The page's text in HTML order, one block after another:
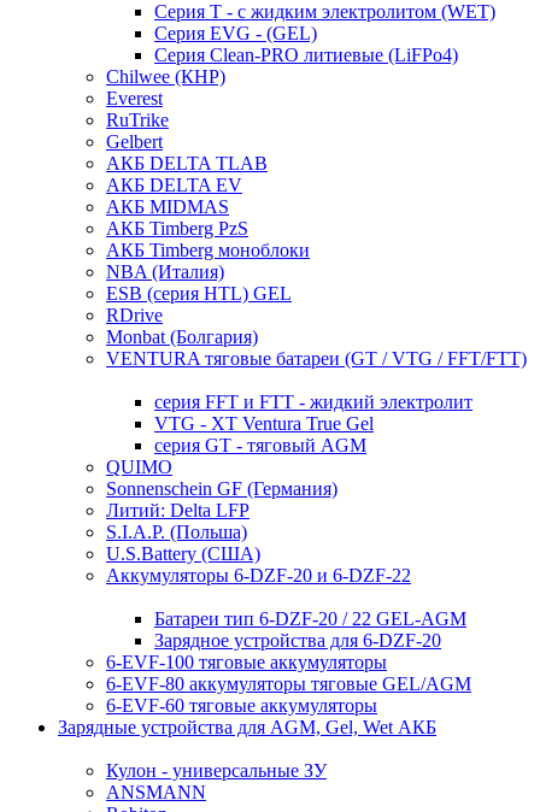
Серия T - с жидким электролитом (WET)
Серия EVG - (GEL)
Серия Clean-PRO литиевые (LiFPo4)
Chilwee (КНР)
Everest
RuTrike
Gelbert
АКБ DELTA TLAB
АКБ DELTA EV
АКБ MIDMAS
АКБ Timberg PzS
АКБ Timberg моноблоки
NBA (Италия)
ESB (серия HTL) GEL
RDrive
Monbat (Болгария)
VENTURA тяговые батареи (GT / VTG / FFT/FTT)
серия FFT и FTT - жидкий электролит
VTG - XT Ventura True Gel
серия GT - тяговый AGM
QUIMO
Sonnenschein GF (Германия)
Литий: Delta LFP
S.I.A.P. (Польша)
U.S.Battery (США)
Аккумуляторы 6-DZF-20 и 6-DZF-22
Батареи тип 6-DZF-20 / 22 GEL-AGM
Зарядное устройства для 6-DZF-20
6-EVF-100 тяговые аккумуляторы
6-EVF-80 аккумуляторы тяговые GEL/AGM
6-EVF-60 тяговые аккумуляторы
Зарядные устройства для AGM, Gel, Wet АКБ
Кулон - универсальные ЗУ
ANSMANN